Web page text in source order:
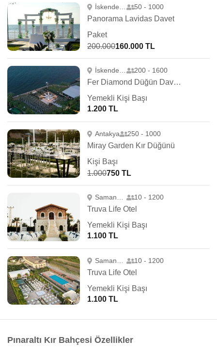
50 - 1000
Panorama Lavidas Davet
Paket
200.000160.000 TL
200 - 1600
Fer Diamond Düğün Davet Organizasyon
Yemekli Kişi Başı
1.200 TL
Antakya 250 - 1000
Miray Garden Kır Düğünü
Kişi Başı
1.000750 TL
10 - 1200
Truva Life Otel
Yemekli Kişi Başı
1.100 TL
10 - 1200
Truva Life Otel
Yemekli Kişi Başı
1.100 TL
Pınaraltı Kır Bahçesi Özellikler